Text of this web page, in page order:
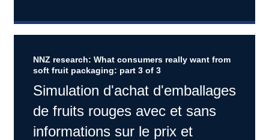
NNZ research: What consumers really want from
soft fruit packaging: part 3 of 3
Simulation d'achat d'emballages
de fruits rouges avec et sans
informations sur le prix et